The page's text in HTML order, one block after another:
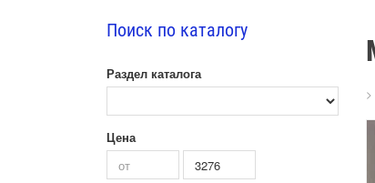
Поиск по каталогу
Раздел каталога
Цена
>